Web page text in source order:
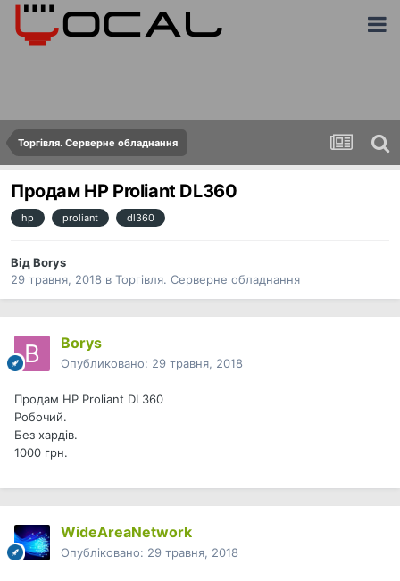
Торгівля. Серверне обладнання
Продам HP Proliant DL360
hp proliant dl360
ВідBorys
29 травня, 2018 в Торгівля. Серверне обладнання
Borys
Опубликовано: 29 травня, 2018
Продам HP Proliant DL360
Робочий.
Без хардів.
1000 грн.
WideAreaNetwork
Опубліковано: 29 травня, 2018